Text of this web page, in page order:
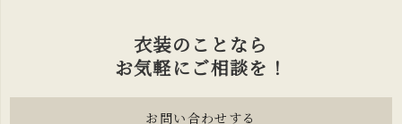
衣装のことなら
お気軽にご相談を！
お問い合わせする